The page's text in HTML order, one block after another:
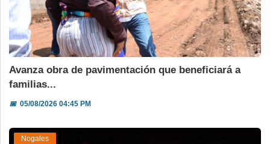
Avanza obra de pavimentación que beneficiará a
familias...
📅05/08/2026 04:45 PM
Nogales